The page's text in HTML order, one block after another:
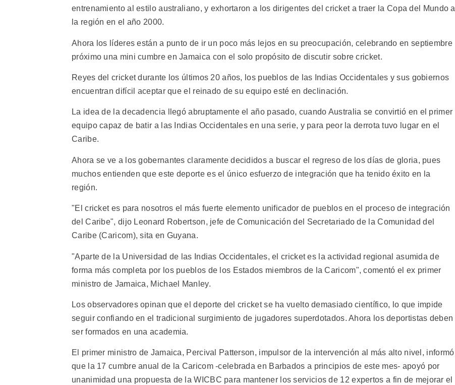
entrenamiento al estilo australiano, y exhortaron a los dirigentes del cricket a traer la Copa del Mundo a
la región en el año 2000.
Ahora los líderes están a punto de ir un poco más lejos en su preocupación, celebrando en septiembre
próximo una mini cumbre en Jamaica con el solo propósito de discutir sobre cricket.
Reyes del cricket durante los últimos 20 años, los pueblos de las Indias Occidentales y sus gobiernos
encuentran difícil aceptar que el reinado de su equipo esté en declinación.
La idea de la decadencia llegó abruptamente el año pasado, cuando Australia se convirtió en el primer
equipo capaz de batir a las Indias Occidentales en una serie, y para peor la derrota tuvo lugar en el
Caribe.
Ahora se ve a los gobernantes claramente decididos a buscar el regreso de los días de gloria, pues
muchos entienden que este deporte es el único esfuerzo de integración que ha tenido éxito en la
región.
"El cricket es para nosotros el más fuerte elemento unificador de pueblos en el proceso de integración
del Caribe", dijo Leonard Robertson, jefe de Comunicación del Secretariado de la Comunidad del
Caribe (Caricom), sita en Guyana.
"Aparte de la Universidad de las Indias Occidentales, el cricket es la actividad regional asumida de
forma más completa por los pueblos de los Estados miembros de la Caricom", comentó el ex primer
ministro de Jamaica, Michael Manley.
Los observadores opinan que el deporte del cricket se ha vuelto demasiado científico, lo que impide
seguir confiando en el tradicional surgimiento de jugadores superdotados. Ahora los deportistas deben
ser formados en una academia.
El primer ministro de Jamaica, Percival Patterson, impulsor de la intervención al más alto nivel, informó
que la 17 cumbre anual de la Caricom -celebrada en Barbados a principios de este mes- apoyó por
unanimidad una propuesta de la WICBC para mantener los servicios de 12 expertos a fin de mejorar el